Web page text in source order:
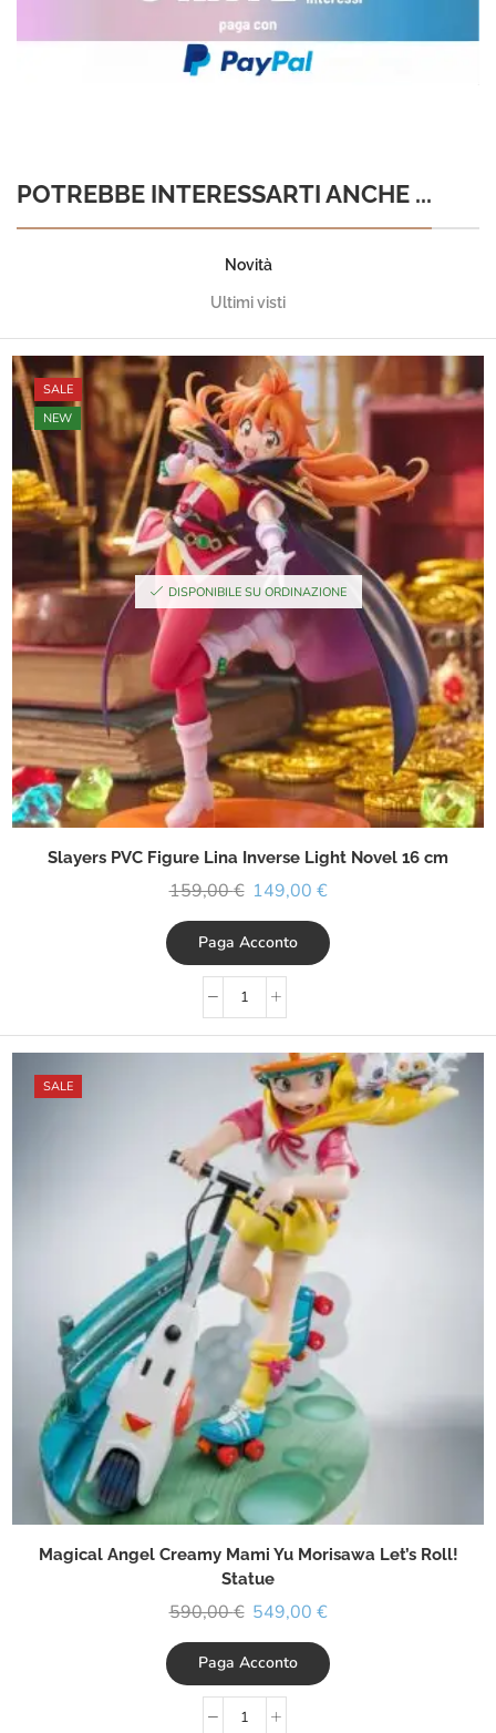
POTREBBE INTERESSARTI ANCHE ...
Novità
Ultimi visti
SALE
NEW
DISPONIBILE SU ORDINAZIONE
Slayers PVC Figure Lina Inverse Light Novel 16 cm
159,00€ 149,00 €
Paga Acconto
SALE
Magical Angel Creamy Mami Yu Morisawa Let’s Roll!
Statue
590,00€ 549,00 €
Paga Acconto